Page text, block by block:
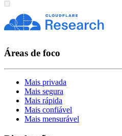
Áreas de foco
Mais privada
Mais segura
Mais rápida
Mais confiável
Mais mensurável